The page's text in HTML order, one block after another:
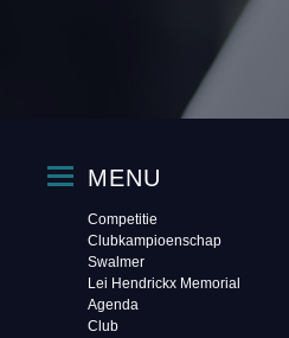
MENU
Competitie
Clubkampioenschap
Swalmer
Lei Hendrickx Memorial
Agenda
Club